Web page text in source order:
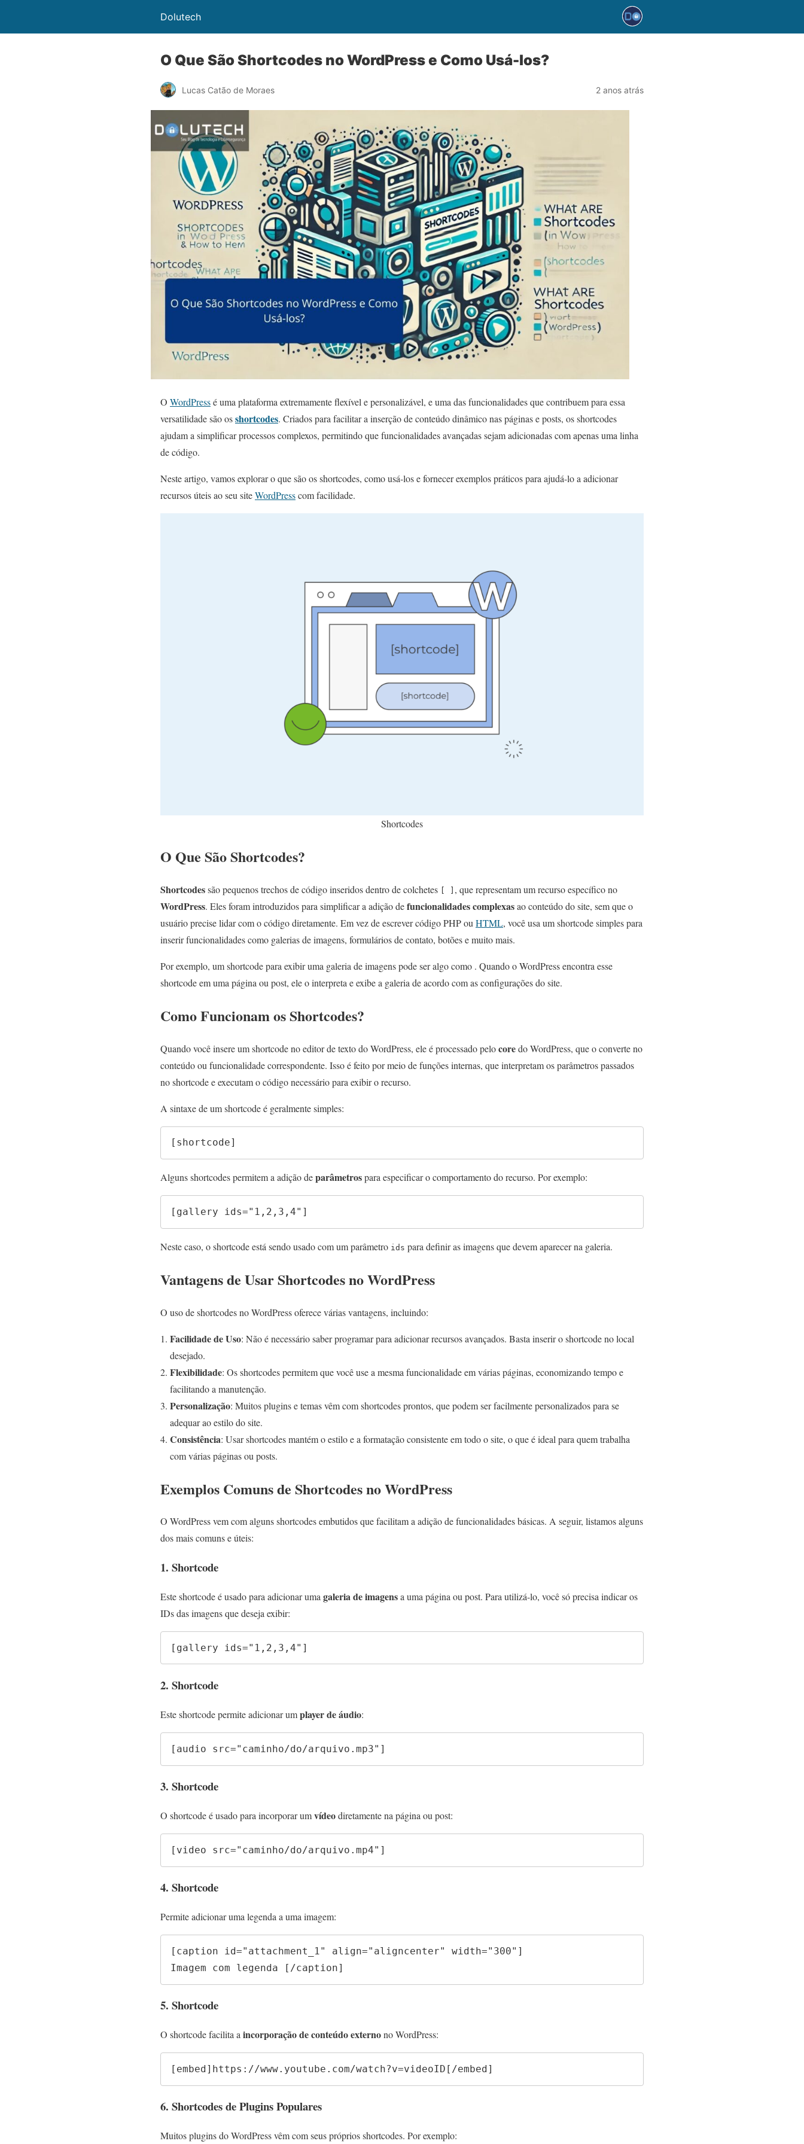
Dolutech
O Que São Shortcodes no WordPress e Como Usá-los?
Lucas Catão de Moraes 2 anos atrás
O WordPressé uma plataforma extremamente flexível e personalizável, e uma das funcionalidades que contribuem para essa
versatilidade são osshortcodes. Criados para facilitar a inserção de conteúdo dinâmico nas páginas e posts, os shortcodes
ajudam a simplificar processos complexos, permitindo que funcionalidades avançadas sejam adicionadas com apenas uma linha
de código.
Neste artigo, vamos explorar o que são os shortcodes, como usá-los e fornecer exemplos práticos para ajudá-lo a adicionar
recursos úteis ao seu siteWordPresscom facilidade.
Shortcodes
O Que São Shortcodes?
Shortcodessão pequenos trechos de código inseridos dentro de colchetes , que representam um recurso específico no
WordPress. Eles foram introduzidos para simplificar a adição defuncionalidades complexasao conteúdo do site, sem que o
usuário precise lidar com o código diretamente. Em vez de escrever código PHP ou HTML, você usa um shortcode simples para
inserir funcionalidades como galerias de imagens, formulários de contato, botões e muito mais.
Por exemplo, um shortcode para exibir uma galeria de imagens pode ser algo como . Quando o WordPress encontra esse
shortcode em uma página ou post, ele o interpreta e exibe a galeria de acordo com as configurações do site.
Como Funcionam os Shortcodes?
Quando você insere um shortcode no editor de texto do WordPress, ele é processado pelocoredo WordPress, que o converte no
conteúdo ou funcionalidade correspondente. Isso é feito por meio de funções internas, que interpretam os parâmetros passados
no shortcode e executam o código necessário para exibir o recurso.
A sintaxe de um shortcode é geralmente simples:
[shortcode]
Alguns shortcodes permitem a adição deparâmetrospara especificar o comportamento do recurso. Por exemplo:
[gallery ids="1,2,3,4"]
Neste caso, o shortcodeestá sendo usado com um parâmetro ids para definir as imagens que devem aparecer na galeria.
Vantagens de Usar Shortcodes no WordPress
O uso de shortcodes no WordPress oferece várias vantagens, incluindo:
Facilidade de Uso: Não é necessário saber programar para adicionar recursos avançados. Basta inserir o shortcode no local
desejado.
Flexibilidade: Os shortcodes permitem que você use a mesma funcionalidade em várias páginas, economizando tempo e
facilitando a manutenção.
Personalização: Muitos plugins e temas vêm com shortcodes prontos, que podem ser facilmente personalizados para se
adequar ao estilo do site.
Consistência: Usar shortcodes mantém o estilo e a formatação consistente em todo o site, o que é ideal para quem trabalha
com várias páginas ou posts.
Exemplos Comuns de Shortcodes no WordPress
O WordPress vem com alguns shortcodes embutidos que facilitam a adição de funcionalidades básicas. A seguir, listamos alguns
dos mais comuns e úteis:
1. Shortcode
Este shortcode é usado para adicionar uma galeria de imagensa uma página ou post. Para utilizá-lo, você só precisa indicar os
IDs das imagens que deseja exibir:
[gallery ids="1,2,3,4"]
2. Shortcode
Este shortcode permite adicionar umplayer de áudio:
[audio src="caminho/do/arquivo.mp3"]
3. Shortcode
O shortcode é usado para incorporar umvídeodiretamente na página ou post:
[video src="caminho/do/arquivo.mp4"]
4. Shortcode
Permite adicionar uma legenda a uma imagem:
[caption id="attachment_1" align="aligncenter" width="300"]
Imagem com legenda [/caption]
5. Shortcode
O shortcodefacilita a incorporação de conteúdo externono WordPress:
[embed]https://www.youtube.com/watch?v=videoID[/embed]
6. Shortcodes de Plugins Populares
Muitos plugins do WordPress vêm com seus próprios shortcodes. Por exemplo: